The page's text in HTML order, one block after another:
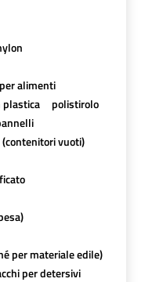
alimenti
polistirolo
vuoti)
per materiale edile)
per detersivi